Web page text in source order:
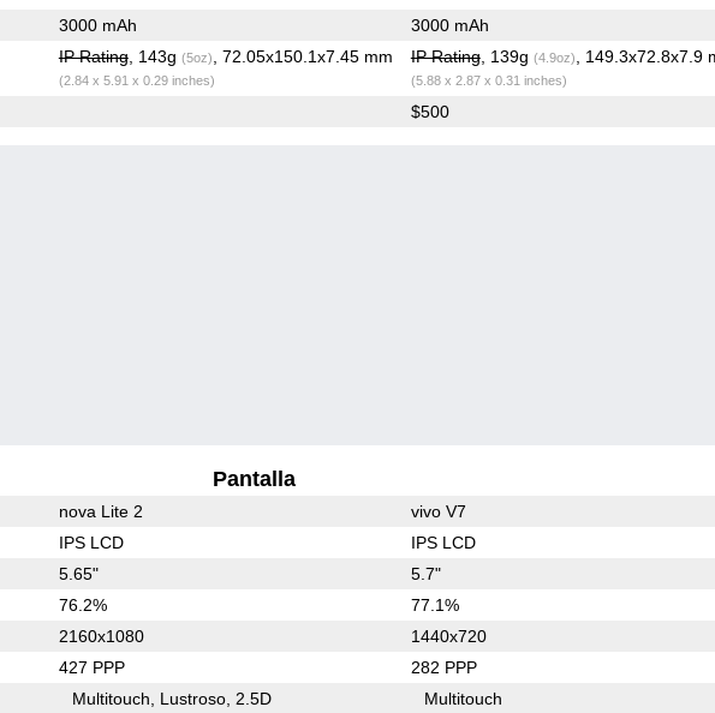
3000 mAh 3000 mAh
IP Rating, 143g (5oz) , 72.05x150.1x7.45 mm
(2.84 x 5.91 x 0.29 inches)
IP Rating, 139g (4.9oz) , 149.3x72.8x7.9
(5.88 x 2.87 x 0.31 inches)
$500
Pantalla
nova Lite 2 vivo V7
IPS LCD IPS LCD
5.65" 5.7"
76.2% 77.1%
2160x1080 1440x720
427 PPP 282 PPP
Multitouch Lustroso 2.5D Multitouch